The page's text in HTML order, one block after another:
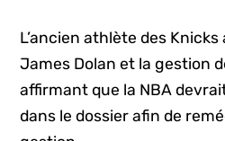
L’ancien athlète des
James Dolan et la gestion
affirmant que la NBA
dans le dossier afin de